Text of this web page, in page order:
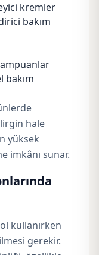
kremler
bakım
bakım
hale
yüksek
imkânı sunar.
kullanırken
gerekir.